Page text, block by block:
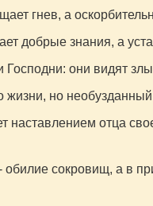
гнев, а
добрые знания, а
Господни: они видят
жизни, но
наставлением отца
сокровищ, а в